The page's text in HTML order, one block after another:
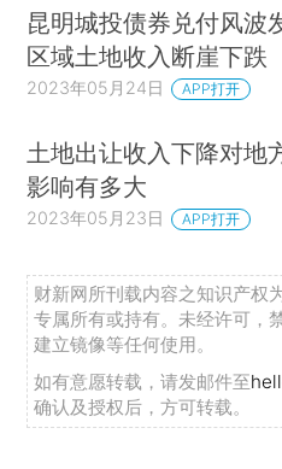
昆明城投债券兑付风波
区域土地收入断崖下跌
2023年05月24日 APP打开
土地出让收入下降对地
影响有多大
2023年05月23日 APP打开
财新网所刊载内容之知识产权
专属所有或持有。未经许可，
建立镜像等任何使用。
如有意愿转载，请发邮件至
确认及授权后，方可转载。